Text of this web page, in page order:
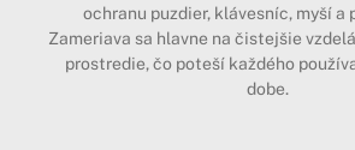
ochranu puzdier, klávesníc, myší a
Zameriava sa hlavne na čistejšie
prostredie, čo poteší každého
dobe.